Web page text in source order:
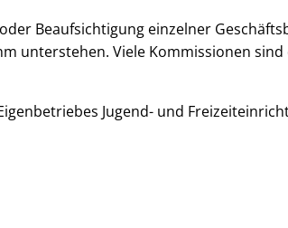
Beaufsichtigung einzelner
unterstehen. Viele Kommissionen
Jugend- und